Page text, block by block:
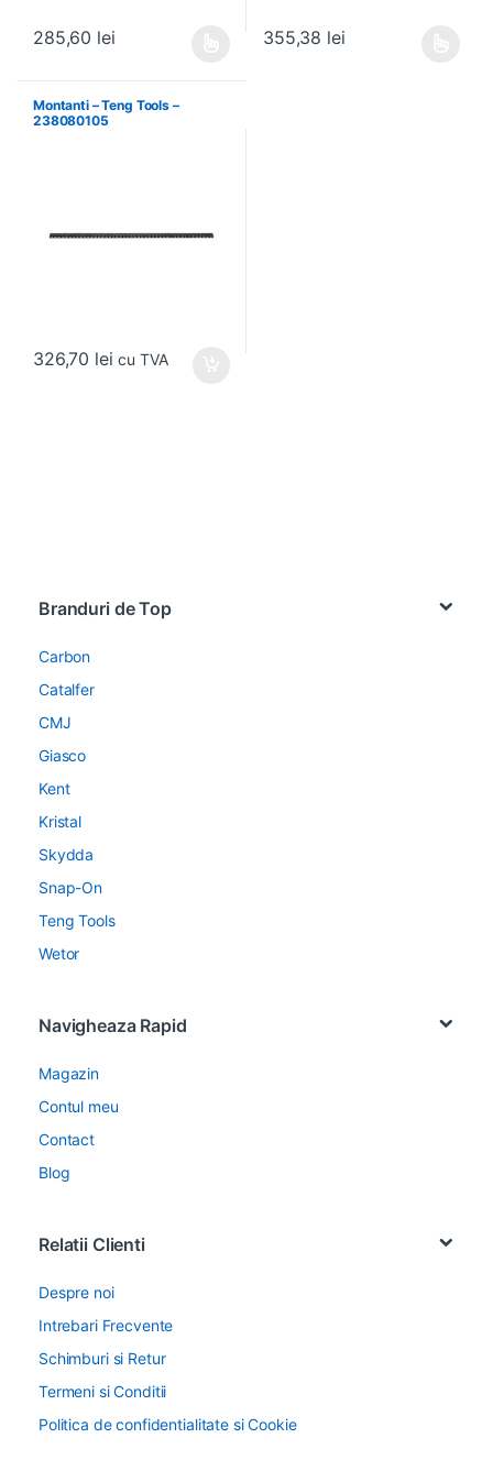
285,60 lei 355,38 lei
Montanti – Teng Tools –
238080105
326,70 lei cu TVA
Branduri de Top
Carbon
Catalfer
CMJ
Giasco
Kent
Kristal
Skydda
Snap-On
Teng Tools
Wetor
Navigheaza Rapid
Magazin
Contul meu
Contact
Blog
Relatii Clienti
Despre noi
Intrebari Frecvente
Schimburi si Retur
Termeni si Conditii
Politica de confidentialitate si Cookie